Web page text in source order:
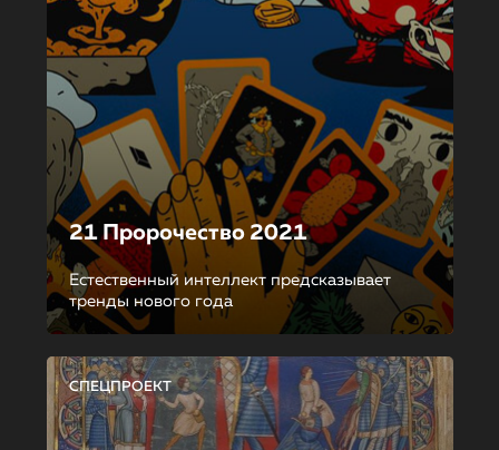
21 Пророчество 2021
Естественный интеллект предсказывает
тренды нового года
СПЕЦПРОЕКТ